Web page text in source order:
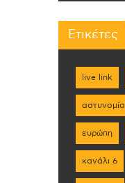
Ετικέτες
live link
αστυνομία
ευρώπη
κανάλι 6